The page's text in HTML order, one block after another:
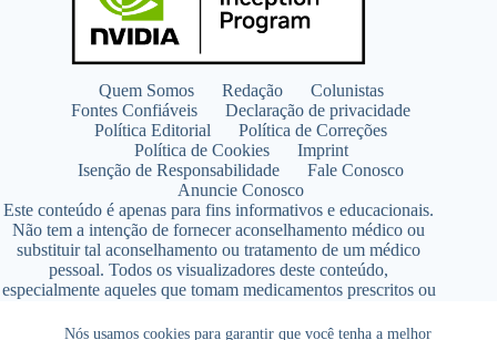
Nós usamos cookies para garantir que você tenha a melhor
Quem Somos Redação
Colunistas
Fontes Confiáveis
Declaração de privacidade
Política Editorial
Política de Correções
Política de Cookies
Imprint
Isenção de Responsabilidade
Fale Conosco
Anuncie Conosco
Este conteúdo é apenas para fins informativos e educacionais.
Não tem a intenção de fornecer aconselhamento médico ou
substituir tal aconselhamento ou tratamento de um médico
pessoal. Todos os visualizadores deste conteúdo,
especialmente aqueles que tomam medicamentos prescritos ou
qualquer programa de nutrição, suplementação ou estilo de